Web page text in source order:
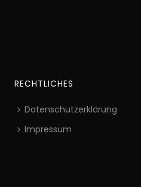
RECHTLICHES
Datenschutzerklärung
Impressum